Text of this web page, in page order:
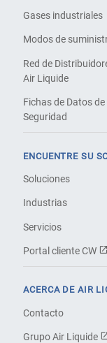
Gases industriales
Modos de
Red de
Air Liquide
Fichas de Datos de
Seguridad
ENCUENTRE SU
Soluciones
Industrias
Servicios
Portal cliente CW
ACERCA DE AIR
Contacto
Grupo Air Liquide